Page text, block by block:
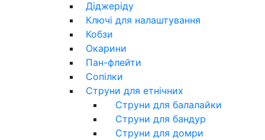
Діджеріду
Ключі для налаштування
Кобзи
Окарини
Пан-флейти
Сопілки
Струни для етнічних
Струни для балалайки
Струни для бандур
Струни для домри